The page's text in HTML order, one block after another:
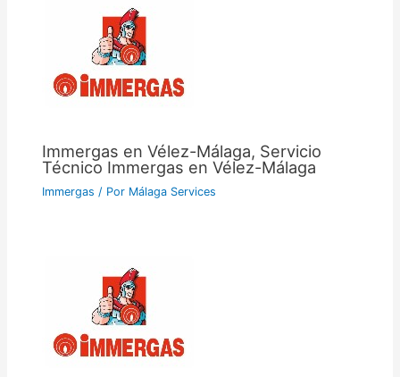
Immergas en Vélez-Málaga, Servicio
Técnico Immergas en Vélez-Málaga
Immergas / Por Málaga Services